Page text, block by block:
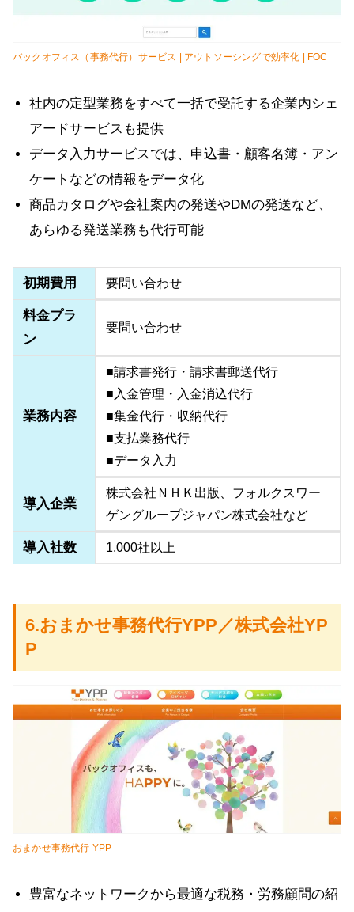
バックオフィス（事務代行）サービス | アウトソーシングで効率化 | FOC
社内の定型業務をすべて一括で受託する企業内シェ
アードサービスも提供
データ入力サービスでは、申込書・顧客名簿・アン
ケートなどの情報をデータ化
商品カタログや会社案内の発送やDMの発送など、
あらゆる発送業務も代行可能
初期費用 要問い合わせ
料金プラ
ン
要問い合わせ
業務内容
■請求書発行・請求書郵送代行
■入金管理・入金消込代行
■集金代行・収納代行
■支払業務代行
■データ入力
導入企業
株式会社ＮＨＫ出版、フォルクスワー
ゲングループジャパン株式会社など
導入社数 1,000社以上
6.おまかせ事務代行YPP／株式会社YP
P
おまかせ事務代行 YPP
豊富なネットワークから最適な税務・労務顧問の紹